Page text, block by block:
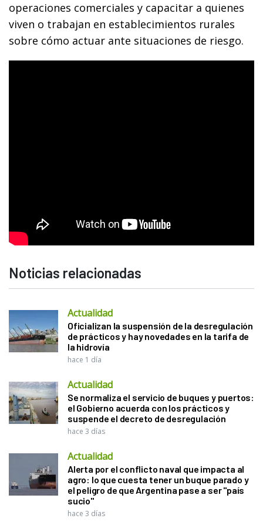
operaciones comerciales y capacitar a quienes
viven o trabajan en establecimientos rurales
sobre cómo actuar ante situaciones de riesgo.
Noticias relacionadas
Actualidad
Oficializan la suspensión de la desregulación
de prácticos y hay novedades en la tarifa de
la hidrovía
hace 1 día
Actualidad
Se normaliza el servicio de buques y puertos:
el Gobierno acuerda con los prácticos y
suspende el decreto de desregulación
hace 3 días
Actualidad
Alerta por el conflicto naval que impacta al
agro: lo que cuesta tener un buque parado y
el peligro de que Argentina pase a ser "país
sucio"
hace 3 días